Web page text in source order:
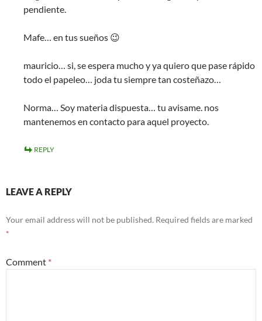
pendiente.
Mafe… en tus sueños 😉
mauricio… si, se espera mucho y ya quiero que pase rápido
todo el papeleo… joda tu siempre tan costeñazo…
Norma… Soy materia dispuesta… tu avisame. nos
mantenemos en contacto para aquel proyecto.
REPLY
LEAVE A REPLY
Your email address will not be published. Required fields are marked
*
Comment *